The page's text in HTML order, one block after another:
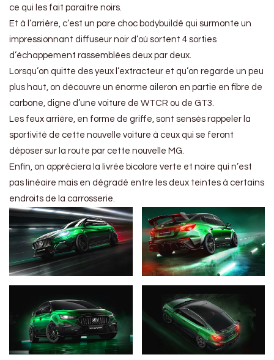
ce qui les fait paraitre noirs.
Et à l’arrière, c’est un pare choc bodybuildé qui surmonte un
impressionnant diffuseur noir d’où sortent 4 sorties
d’échappement rassemblées deux par deux.
Lorsqu’on quitte des yeux l’extracteur et qu’on regarde un peu
plus haut, on découvre un énorme aileron en partie en fibre de
carbone, digne d’une voiture de WTCR ou de GT3.
Les feux arrière, en forme de griffe, sont sensés rappeler la
sportivité de cette nouvelle voiture à ceux qui se feront
déposer sur la route par cette nouvelle MG.
Enfin, on appréciera la livrée bicolore verte et noire qui n’est
pas linéaire mais en dégradé entre les deux teintes à certains
endroits de la carrosserie.